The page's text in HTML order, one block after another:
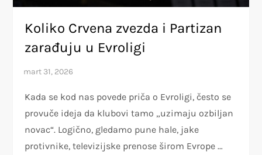
Koliko Crvena zvezda i Partizan
zarađuju u Evroligi
Kada se kod nas povede priča o Evroligi, često se
provuče ideja da klubovi tamo „uzimaju ozbiljan
novac“. Logično, gledamo pune hale, jake
protivnike, televizijske prenose širom Evrope …